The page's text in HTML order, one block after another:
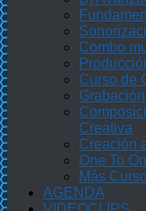
Combo
Curso de
Creativa
Creación
One To
Más
AGENDA